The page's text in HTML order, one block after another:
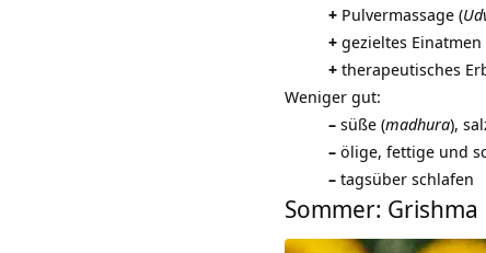
+ Pulvermassage (
+ gezieltes
+ therapeutisches
Weniger gut:
– süße (madhura),
– ölige, fettige und
– tagsüber schlafen
Sommer: Grishma